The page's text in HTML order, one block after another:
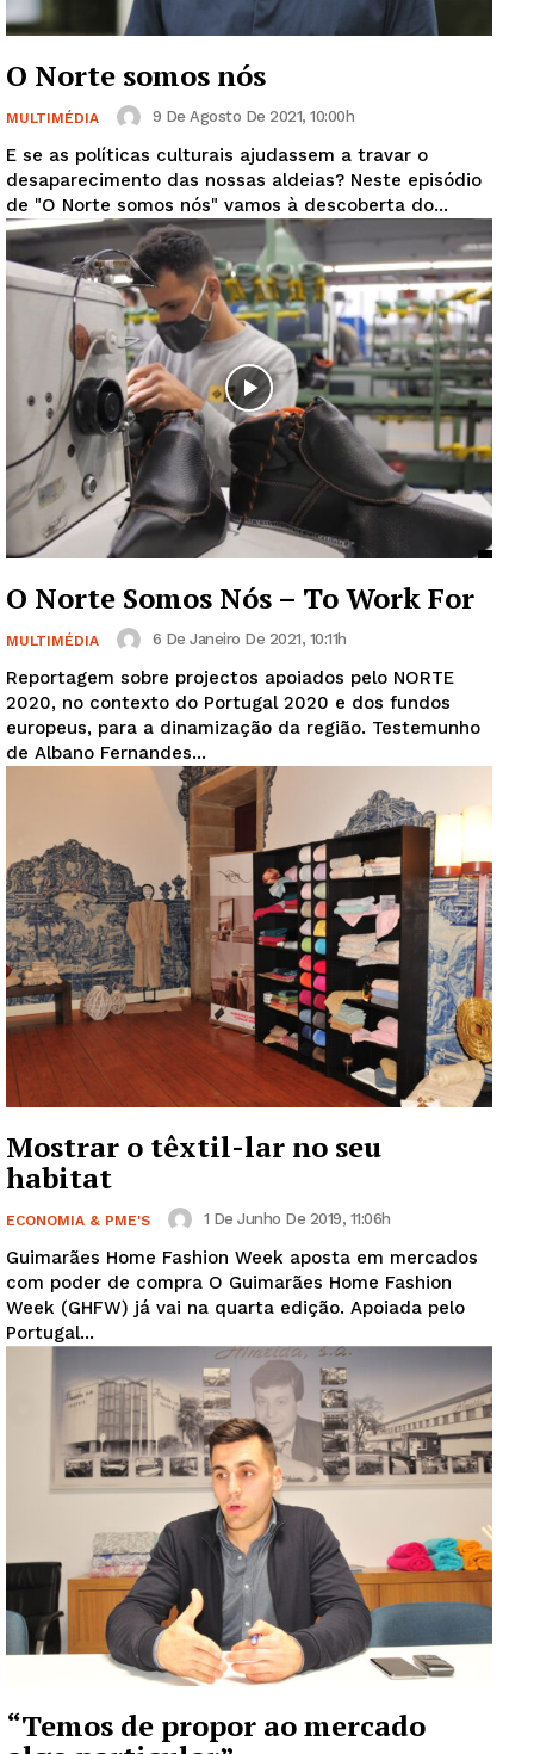
O Norte somos nós
MULTIMÉDIA 9 De Agosto De 2021, 10:00h
E se as políticas culturais ajudassem a travar o
desaparecimento das nossas aldeias? Neste episódio
de "O Norte somos nós" vamos à descoberta do...
O Norte Somos Nós – To Work For
MULTIMÉDIA 6 De Janeiro De 2021, 10:11h
Reportagem sobre projectos apoiados pelo NORTE
2020, no contexto do Portugal 2020 e dos fundos
europeus, para a dinamização da região. Testemunho
de Albano Fernandes...
Mostrar o têxtil-lar no seu
habitat
ECONOMIA & PME'S 1 De Junho De 2019, 11:06h
Guimarães Home Fashion Week aposta em mercados
com poder de compra O Guimarães Home Fashion
Week (GHFW) já vai na quarta edição. Apoiada pelo
Portugal...
“Temos de propor ao mercado